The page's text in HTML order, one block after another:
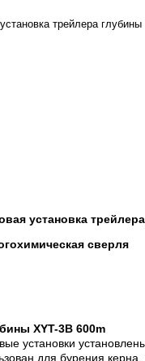
трейлера глубины
установка трейлера
сверля
XYT-3B 600m
установки
для бурения